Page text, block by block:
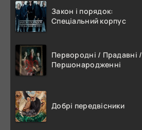
Закон і порядок:
Спеціальний корпус
Первородні / Прадавні /
Першонародженні
Добрі передвісники